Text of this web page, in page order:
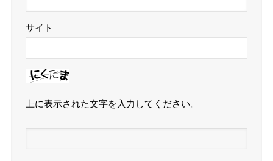
サイト
上に表示された文字を入力してください。